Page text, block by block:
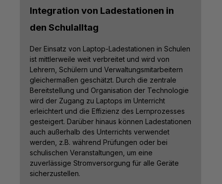
Integration von Ladestationen in
den Schulalltag
Der Einsatz von Laptop-Ladestationen in Schulen
ist mittlerweile weit verbreitet und wird von
Lehrern, Schülern und Verwaltungsmitarbeitern
gleichermaßen geschätzt. Durch die zentrale
Bereitstellung und Organisation der Technologie
wird der Zugang zu Laptops im Unterricht
erleichtert und die Effizienz des Lernprozesses
gesteigert. Darüber hinaus können Ladestationen
auch außerhalb des Unterrichts verwendet
werden, z.B. während Prüfungen oder bei
schulischen Veranstaltungen, um eine
zuverlässige Stromversorgung für alle Geräte
sicherzustellen.